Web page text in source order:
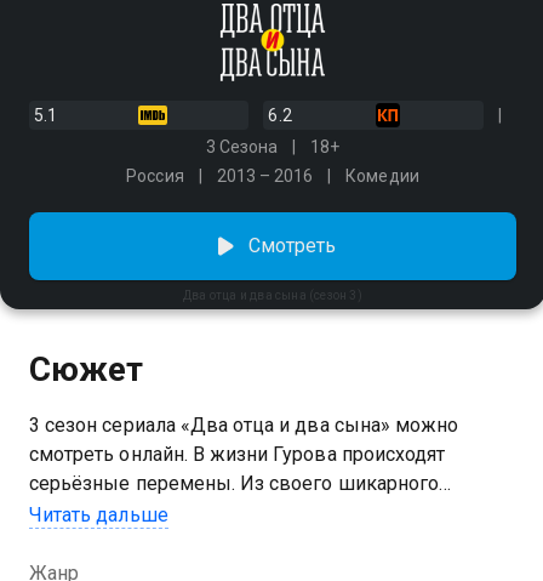
5.1
6.2
3 Сезона
18+
Россия
2013 – 2016 Комедии
Два отца и два сына (сезон 3)
Смотреть
Сюжет
3 сезон сериала «Два отца и два сына» можно
смотреть онлайн. В жизни Гурова происходят
серьёзные перемены. Из своего шикарного
пентхауса в центре Москвы он переезжает в не
Лаврова» закрывают. Марго приходится искать
Читать дальше
Жанр